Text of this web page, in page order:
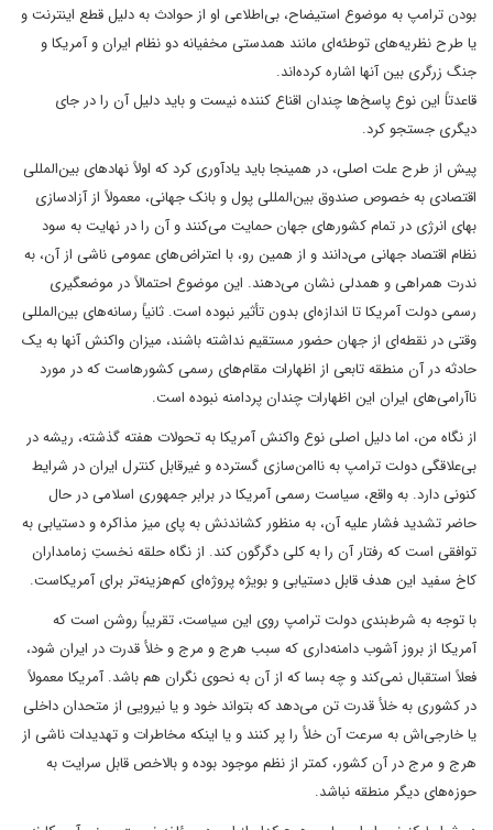
بودن ترامپ به موضوع استیضاح، بی‌اطلاعی او از حوادث به دلیل قطع اینترنت و
یا طرح نظریه‌های توطئه‌ای مانند همدستی مخفیانه دو نظام ایران و آمریکا و
جنگ زرگری بین آنها اشاره کرده‌اند.
قاعدتاً این نوع پاسخ‌ها چندان اقناع کننده نیست و باید دلیل آن را در جای
دیگری جستجو کرد.
پیش از طرح علت اصلی، در همینجا باید یادآوری کرد که اولاً نهادهای بین‌المللی
اقتصادی به خصوص صندوق بین‌المللی پول و بانک جهانی، معمولاً از آزادسازی
بهای انرژی در تمام کشورهای جهان حمایت می‌کنند و آن را در نهایت به سود
نظام اقتصاد جهانی می‌دانند و از همین رو، با اعتراض‌های عمومی ناشی از آن، به
ندرت همراهی و همدلی نشان می‌دهند. این موضوع احتمالاً در موضعگیری
رسمی دولت آمریکا تا اندازه‌ای بدون تأثیر نبوده است. ثانیاً رسانه‌های بین‌المللی
وقتی در نقطه‌ای از جهان حضور مستقیم نداشته باشند، میزان واکنش آنها به یک
حادثه در آن منطقه تابعی از اظهارات مقام‌های رسمی کشورهاست که در مورد
ناآرامی‌های ایران این اظهارات چندان پردامنه نبوده است.
از نگاه من، اما دلیل اصلی نوع واکنش آمریکا به تحولات هفته گذشته، ریشه در
بی‌علاقگی دولت ترامپ به ناامن‌سازی گسترده و غیرقابل کنترل ایران در شرایط
کنونی دارد. به واقع، سیاست رسمی آمریکا در برابر جمهوری اسلامی در حال
حاضر تشدید فشار علیه آن، به منظور کشاندنش به پای میز مذاکره و دستیابی به
توافقی است که رفتار آن را به کلی دگرگون کند. از نگاه حلقه نخستِ زمامداران
کاخ سفید این هدف قابل دستیابی و بویژه پروژه‌ای کم‌هزینه‌تر برای آمریکاست.
با توجه به شرط‌بندی دولت ترامپ روی این سیاست، تقریباً روشن است که
آمریکا از بروز آشوب دامنه‌داری که سبب هرج و مرج و خلأ قدرت در ایران شود،
فعلاً استقبال نمی‌کند و چه بسا که از آن به نحوی نگران هم باشد. آمریکا معمولاً
در کشوری به خلأ قدرت تن می‌دهد که بتواند خود و یا نیرویی از متحدان داخلی
یا خارجی‌اش به سرعت آن خلأ را پر کنند و یا اینکه مخاطرات و تهدیدات ناشی از
هرج و مرج در آن کشور، کمتر از نظم موجود بوده و بالاخص قابل سرایت به
حوزه‌های دیگر منطقه نباشد.